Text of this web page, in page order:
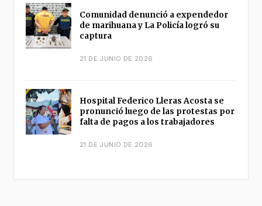
Comunidad denunció a expendedor
de marihuana y La Policía logró su
captura
21 DE JUNIO DE 2026
Hospital Federico Lleras Acosta se
pronunció luego de las protestas por
falta de pagos a los trabajadores
21 DE JUNIO DE 2026